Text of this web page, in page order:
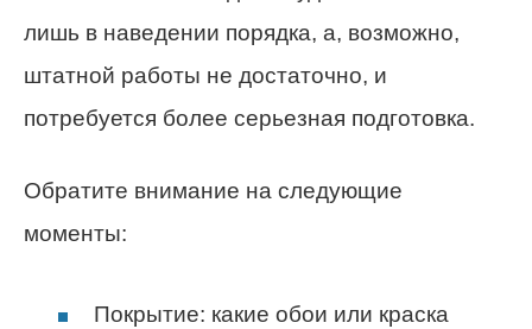
лишь в наведении порядка, а, возможно,
штатной работы не достаточно, и
потребуется более серьезная подготовка.
Обратите внимание на следующие
моменты:
Покрытие: какие обои или краска